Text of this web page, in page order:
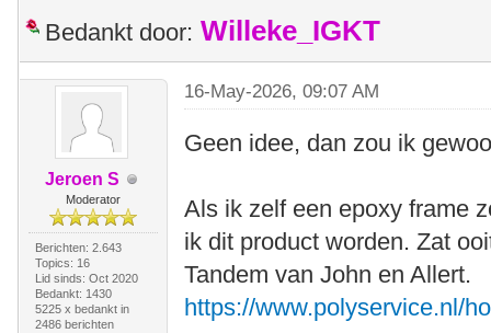
Bedankt door: Willeke_IGKT
Jeroen S
Moderator
Berichten: 2.643
Topics: 16
Lid sinds: Oct 2020
Bedankt: 1430
5225 x bedankt in
2486 berichten
16-May-2026, 09:07 AM
Geen idee, dan zou ik
Als ik zelf een epoxy frame
ik dit product worden. Zat
Tandem van John en Allert.
https://www.polyservice.nl/